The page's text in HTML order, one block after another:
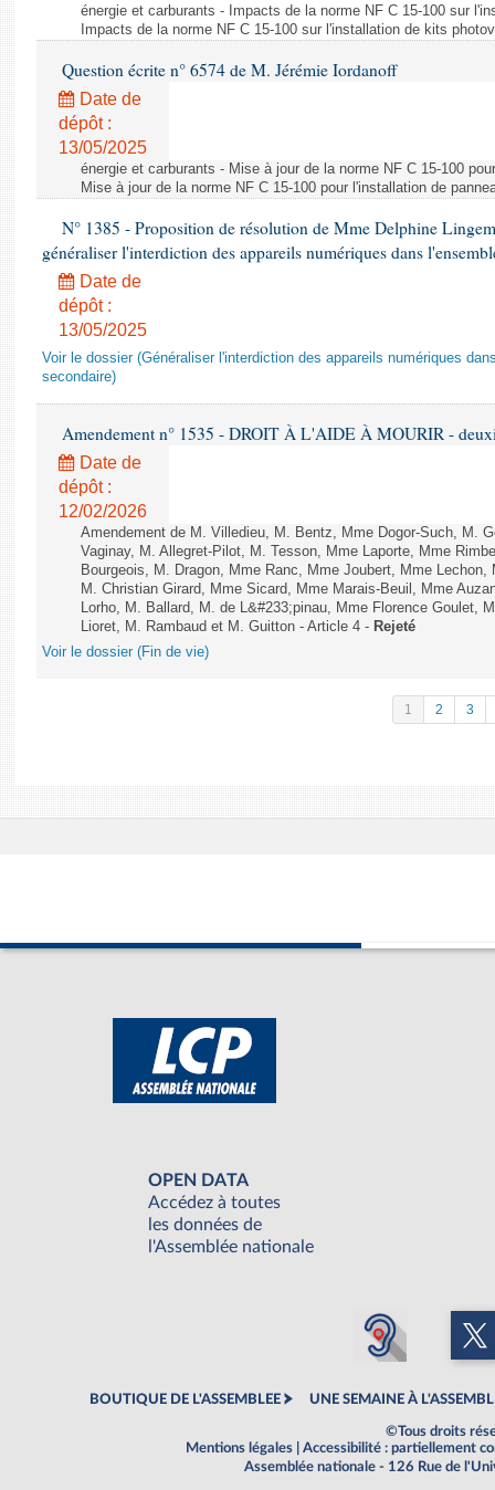
énergie et carburants - Impacts de la norme NF C 15-100 sur
Impacts de la norme NF C 15-100 sur l'installation de kits
Question écrite n° 6574 de M. Jérémie Iordanoff
Date de
dépôt :
13/05/2025
énergie et carburants - Mise à jour de la norme NF C 15-100
Mise à jour de la norme NF C 15-100 pour l'installation de
N° 1385 - Proposition de résolution de Mme Delphine
généraliser l'interdiction des appareils numériques dans
Date de
dépôt :
13/05/2025
Voir le dossier (Généraliser l'interdiction des appareils numériques
secondaire)
Amendement n° 1535 - DROIT À L'AIDE À MOURIR -
Date de
dépôt :
12/02/2026
Amendement de M. Villedieu, M. Bentz, Mme Dogor-Such, M.
Vaginay, M. Allegret-Pilot, M. Tesson, Mme Laporte, Mme
Bourgeois, M. Dragon, Mme Ranc, Mme Joubert, Mme
M. Christian Girard, Mme Sicard, Mme Marais-Beuil, Mme
Lorho, M. Ballard, M. de L&#233;pinau, Mme Florence Goulet,
Lioret, M. Rambaud et M. Guitton - Article 4 - Rejeté
Voir le dossier (Fin de vie)
1 2 3
OPEN DATA
Accédez à toutes
les données de
l'Assemblée nationale
BOUTIQUE DE L'ASSEMBLEE UNE SEMAINE À
©Tous droits
Mentions légales
Accessibilité : partiellement
Assemblée nationale - 126 Rue de